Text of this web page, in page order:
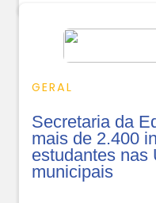
GERAL
Secretaria da
mais de 2.400
estudantes nas
municipais